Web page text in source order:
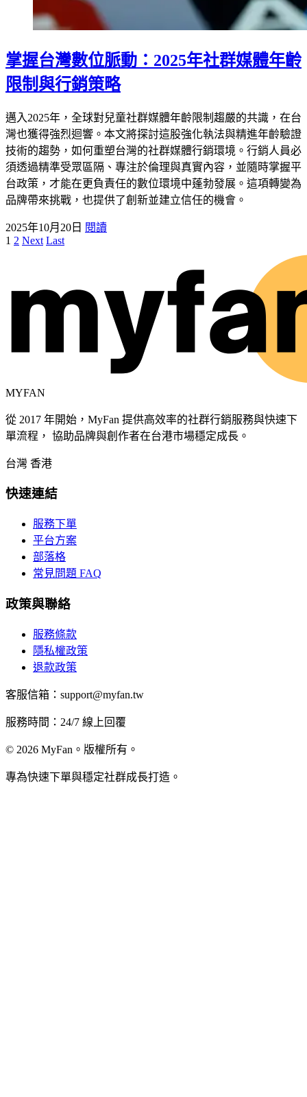
掌握台灣數位脈動：2025年社群媒體年齡
限制與行銷策略
邁入2025年，全球對兒童社群媒體年齡限制趨嚴的共識，在台
灣也獲得強烈迴響。本文將探討這股強化執法與精進年齡驗證
技術的趨勢，如何重塑台灣的社群媒體行銷環境。行銷人員必
須透過精準受眾區隔、專注於倫理與真實內容，並隨時掌握平
台政策，才能在更負責任的數位環境中蓬勃發展。這項轉變為
品牌帶來挑戰，也提供了創新並建立信任的機會。
2025年10月20日 閱讀
1 2 Next Last
MYFAN
從 2017 年開始，MyFan 提供高效率的社群行銷服務與快速下
單流程， 協助品牌與創作者在台港市場穩定成長。
台灣 香港
快速連結
服務下單
平台方案
部落格
常見問題 FAQ
政策與聯絡
服務條款
隱私權政策
退款政策
客服信箱：support@myfan.tw
服務時間：24/7 線上回覆
© 2026 MyFan。版權所有。
專為快速下單與穩定社群成長打造。